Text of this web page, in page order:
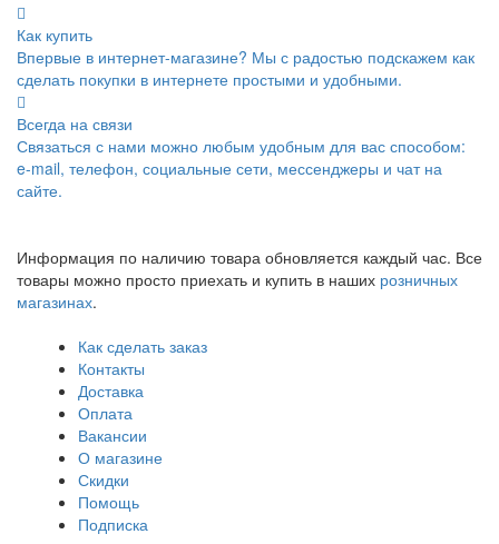
Как купить
Впервые в интернет-магазине? Мы с радостью подскажем как
сделать покупки в интернете простыми и удобными.
Всегда на связи
Связаться с нами можно любым удобным для вас способом:
e-mail, телефон, социальные сети, мессенджеры и чат на
сайте.
Информация по наличию товара обновляется каждый час. Все
товары можно просто приехать и купить в наших розничных
магазинах.
Как сделать заказ
Контакты
Доставка
Оплата
Вакансии
О магазине
Скидки
Помощь
Подписка